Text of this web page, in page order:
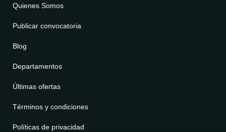
Quienes Somos
Publicar convocatoria
Blog
Departamentos
Últimas ofertas
Términos y condiciones
Políticas de privacidad